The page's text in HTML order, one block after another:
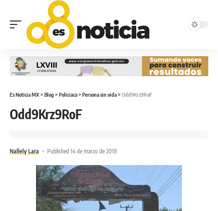
Es Noticia MX> Blog > Policiaca> Persona sin vida> Odd9Krz9RoF
Odd9Krz9RoF
Nallely Lara Published 14 de marzo de 2018